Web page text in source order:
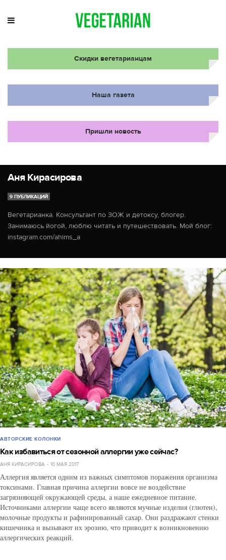
Скидки вегетарианцам
Наша газета
Пришли новость
Аня Кирасирова
9 ПУБЛИКАЦИЙ
Вегетарианка. Консультант по ЗОЖ и детоксу, блогер.
Занимаюсь йогой, люблю читать и путешествовать. Мой блог:
instagram.com/ahims_a
АВТОРСКИЕ КОЛОНКИ
Как избавиться от сезонной аллергии уже сейчас?
АНЯ КИРАСИРОВА 10 МАЯ 2017
Аллергия является одним из важных симптомов поражения организма
токсинами. Главная причина аллергии вовсе не воздействие
загрязняющей окружающей среды, а наше ежедневное питание.
Источниками аллергии чаще всего являются мучные изделия (глютен),
молочные продукты и рафинированный сахар. Они раздражают стенки
кишечника и вызывают их эрозию, что приводит к возникновению
аллергических реакций.